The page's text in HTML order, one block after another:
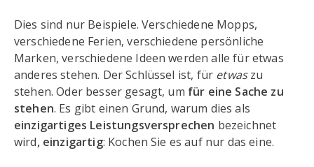
Dies sind nur Beispiele. Verschiedene Mopps,
verschiedene Ferien, verschiedene persönliche
Marken, verschiedene Ideen werden alle für etwas
anderes stehen. Der Schlüssel ist, für etwaszu
stehen. Oder besser gesagt, um für eine Sache zu
stehen. Es gibt einen Grund, warum dies als
einzigartiges Leistungsversprechen bezeichnet
wird, einzigartig: Kochen Sie es auf nur das eine.